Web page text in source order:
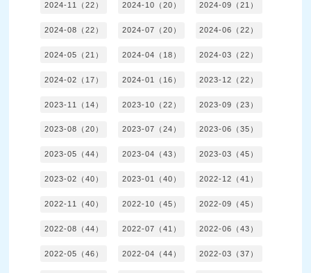
2024-11（22） 2024-10（20） 2024-09（21）
2024-08（22） 2024-07（20） 2024-06（22）
2024-05（21） 2024-04（18） 2024-03（22）
2024-02（17） 2024-01（16） 2023-12（22）
2023-11（14） 2023-10（22） 2023-09（23）
2023-08（20） 2023-07（24） 2023-06（35）
2023-05（44） 2023-04（43） 2023-03（45）
2023-02（40） 2023-01（40） 2022-12（41）
2022-11（40） 2022-10（45） 2022-09（45）
2022-08（44） 2022-07（41） 2022-06（43）
2022-05（46） 2022-04（44） 2022-03（37）